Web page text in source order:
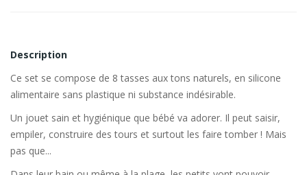
Description
Ce set se compose de 8 tasses aux tons naturels, en silicone
alimentaire sans plastique ni substance indésirable.
Un jouet sain et hygiénique que bébé va adorer. Il peut saisir,
empiler, construire des tours et surtout les faire tomber ! Mais
pas que...